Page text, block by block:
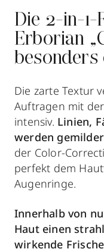
Die 2-in-1-
Erborian
besonders
Die zarte Textur
Auftragen mit
intensiv. Linien,
werden
der Color-
perfekt dem
Augenringe.
Innerhalb von
Haut einen
wirkende